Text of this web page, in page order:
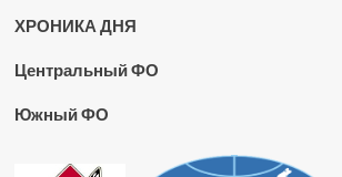
ХРОНИКА ДНЯ
Центральный ФО
Южный ФО